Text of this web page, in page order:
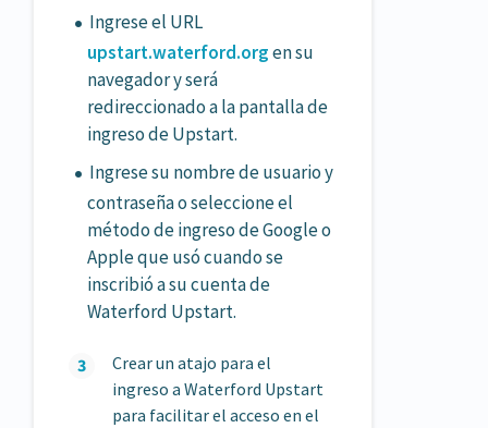
Ingrese el URL
upstart.waterford.orgen su
navegador y será
redireccionado a la pantalla de
ingreso de Upstart.
Ingrese su nombre de usuario y
contraseña o seleccione el
método de ingreso de Google o
Apple que usó cuando se
inscribió a su cuenta de
Waterford Upstart.
Crear un atajo para el
ingreso a Waterford Upstart
para facilitar el acceso en el